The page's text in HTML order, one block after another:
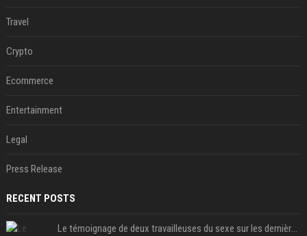
Travel
Crypto
Ecommerce
Entertainment
Legal
Press Release
RECENT POSTS
Le témoignage de deux travailleuses du sexe sur les dernières heures de Liam Payne a été dévoilé